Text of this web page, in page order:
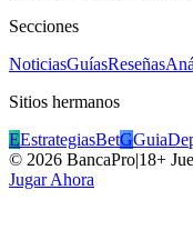
Secciones
NoticiasGuíasReseñas
Sitios hermanos
EEstrategiasBetG
© 2026 BancaPro|18+
Jugar Ahora